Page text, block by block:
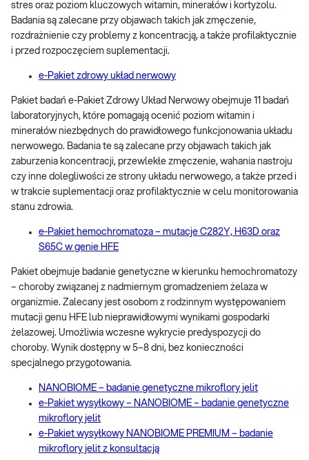
stres oraz poziom kluczowych witamin, minerałów i kortyzolu.
Badania są zalecane przy objawach takich jak zmęczenie,
rozdrażnienie czy problemy z koncentracją, a także profilaktycznie
i przed rozpoczęciem suplementacji.
e-Pakiet zdrowy układ nerwowy
Pakiet badań e-Pakiet Zdrowy Układ Nerwowy obejmuje 11 badań
laboratoryjnych, które pomagają ocenić poziom witamin i
minerałów niezbędnych do prawidłowego funkcjonowania układu
nerwowego. Badania te są zalecane przy objawach takich jak
zaburzenia koncentracji, przewlekłe zmęczenie, wahania nastroju
czy inne dolegliwości ze strony układu nerwowego, a także przed i
w trakcie suplementacji oraz profilaktycznie w celu monitorowania
stanu zdrowia.
e-Pakiet hemochromatoza – mutacje C282Y, H63D oraz
S65C w genie HFE
Pakiet obejmuje badanie genetyczne w kierunku hemochromatozy
– choroby związanej z nadmiernym gromadzeniem żelaza w
organizmie. Zalecany jest osobom z rodzinnym występowaniem
mutacji genu HFE lub nieprawidłowymi wynikami gospodarki
żelazowej. Umożliwia wczesne wykrycie predyspozycji do
choroby. Wynik dostępny w 5–8 dni, bez konieczności
specjalnego przygotowania.
NANOBIOME – badanie genetyczne mikroflory jelit
e-Pakiet wysyłkowy – NANOBIOME – badanie genetyczne
mikroflory jelit
e-Pakiet wysyłkowy NANOBIOME PREMIUM – badanie
mikroflory jelit z konsultacją